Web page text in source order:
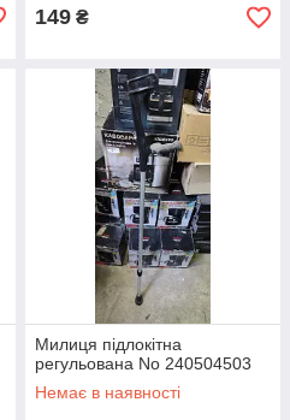
149 ₴
Милиця підлокітна
регульована No 240504503
Немає в наявності